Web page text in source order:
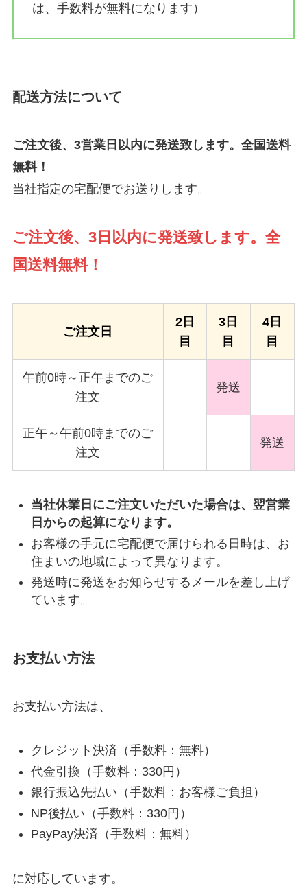
は、手数料が無料になります）
配送方法について
ご注文後、3営業日以内に発送致します。全国送料
無料！
当社指定の宅配便でお送りします。
ご注文後、3日以内に発送致します。全
国送料無料！
ご注文日
2日
目
3日
目
4日
目
午前0時～正午までのご
注文
発送
正午～午前0時までのご
注文
発送
当社休業日にご注文いただいた場合は、翌営業
日からの起算になります。
お客様の手元に宅配便で届けられる日時は、お
住まいの地域によって異なります。
発送時に発送をお知らせするメールを差し上げ
ています。
お支払い方法
お支払い方法は、
クレジット決済（手数料：無料）
代金引換（手数料：330円）
銀行振込先払い（手数料：お客様ご負担）
NP後払い（手数料：330円）
PayPay決済（手数料：無料）
に対応しています。